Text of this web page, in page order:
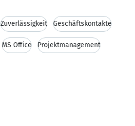
Zuverlässigkeit Geschäftskontakte
MS Office Projektmanagement